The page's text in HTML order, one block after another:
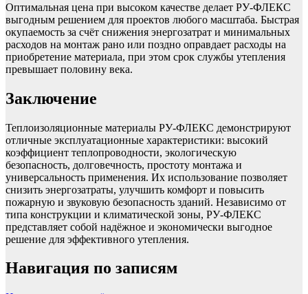
Оптимальная цена при высоком качестве делает РУ‑ФЛЕКС
выгодным решением для проектов любого масштаба. Быстрая
окупаемость за счёт снижения энергозатрат и минимальных
расходов на монтаж рано или поздно оправдает расходы на
приобретение материала, при этом срок службы утепления
превышает половину века.
Заключение
Теплоизоляционные материалы РУ‑ФЛЕКС демонстрируют
отличные эксплуатационные характеристики: высокий
коэффициент теплопроводности, экологическую
безопасность, долговечность, простоту монтажа и
универсальность применения. Их использование позволяет
снизить энергозатраты, улучшить комфорт и повысить
пожарную и звуковую безопасность зданий. Независимо от
типа конструкции и климатической зоны, РУ‑ФЛЕКС
представляет собой надёжное и экономически выгодное
решение для эффективного утепления.
Навигация по записям